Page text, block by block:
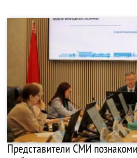
Представители СМИ